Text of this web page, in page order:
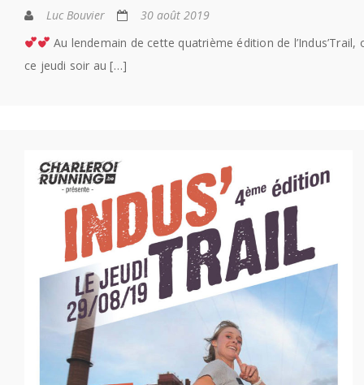
Luc Bouvier
30 août 2019
Au lendemain de cette quatrième édition de
ce jeudi soir au […]